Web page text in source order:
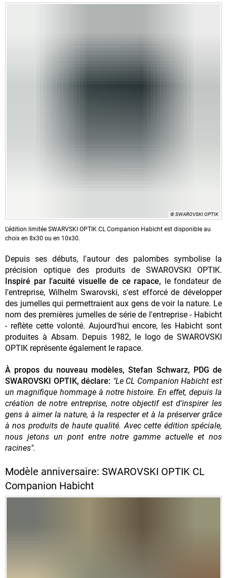
© SWAROVSKI OPTIK
L'édition limitée SWARVSKI OPTIK CL Companion Habicht est disponible au
choix en 8x30 ou en 10x30.
Depuis ses débuts, l'autour des palombes symbolise la
précision optique des produits de SWAROVSKI OPTIK.
Inspiré par l'acuité visuelle de ce rapace,
le fondateur de
l'entreprise, Wilhelm Swarovski, s'est efforcé de développer
des jumelles qui permettraient aux gens de voir la nature. Le
nom des premières jumelles de série de l'entreprise - Habicht
- reflète cette volonté. Aujourd'hui encore, les Habicht sont
produites à Absam. Depuis 1982, le logo de SWAROVSKI
OPTIK représente également le rapace.
À propos du nouveau modèles, Stefan Schwarz, PDG de
SWAROVSKI OPTIK, déclare: "Le CL Companion Habicht est
un magnifique hommage à notre histoire. En effet, depuis la
création de notre entreprise, notre objectif est d'inspirer les
gens à aimer la nature, à la respecter et à la préserver grâce
à nos produits de haute qualité. Avec cette édition spéciale,
nous jetons un pont entre notre gamme actuelle et nos
racines".
Modèle anniversaire: SWAROVSKI OPTIK CL
Companion Habicht